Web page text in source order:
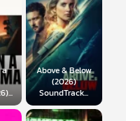
a
Above & Below
(2026)
SoundTrack...